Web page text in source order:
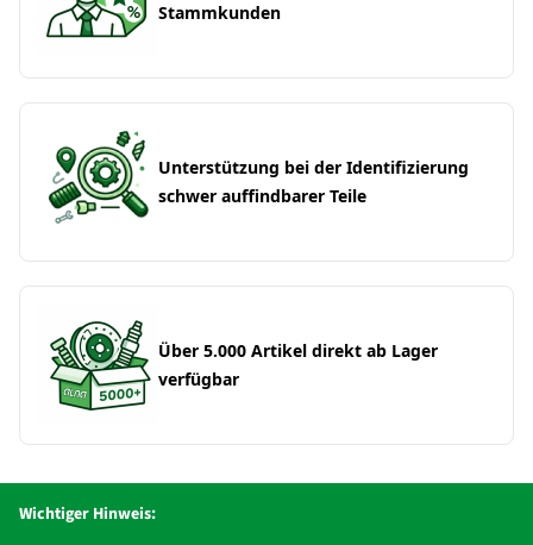
Stammkunden
Unterstützung bei der Identifizierung
schwer auffindbarer Teile
Über 5.000 Artikel direkt ab Lager
verfügbar
Wichtiger Hinweis: